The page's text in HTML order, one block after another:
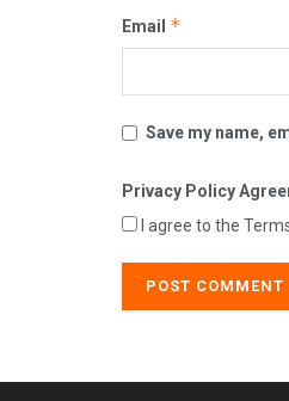
Email *
Save my name,
Privacy Policy
I agree to the